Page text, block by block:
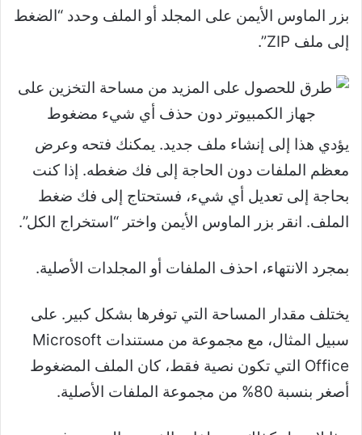
بزر الماوس الأيمن على المجلد أو الملف وحدد “الضغط
إلى ملف ZIP”.
يؤدي هذا إلى إنشاء ملف جديد. يمكنك فتحه وعرض
معظم الملفات دون الحاجة إلى فك ضغطه. إذا كنت
بحاجة إلى تعديل أي شيء، فستحتاج إلى فك ضغط
الملف. انقر بزر الماوس الأيمن واختر “استخراج الكل”.
بمجرد الانتهاء، احذف الملفات أو المجلدات الأصلية.
يختلف مقدار المساحة التي توفرها بشكل كبير. على
سبيل المثال، مع مجموعة من مستندات Microsoft
Office التي تكون نصية فقط، كان الملف المضغوط
أصغر بنسبة 80% من مجموعة الملفات الأصلية.